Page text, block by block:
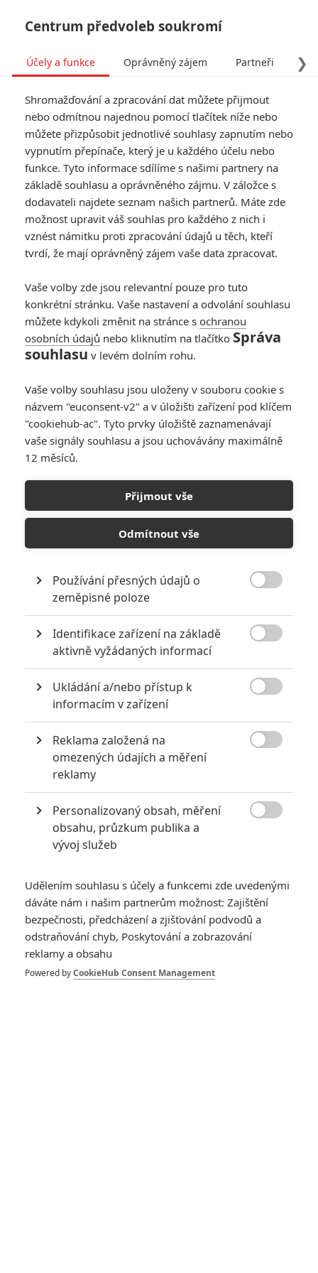
Tag: Christian Slater
ČLÁNKY FILMY(0) OSOBY(0) VIDEA (0)
Jak udělat banku:
Nadupaný trailer
představuje stylový
Anarvin | 02.06.2026 16:50
Jak udělat banku: V
akčním thrilleru se
online
Anarvin | 16.05.2026 22:50
ukázky z ostrova,
kde zvrhlá party
nikdy nekončí
Anarvin | 04.08.2024 19:45
NEPŘEHLÉDNĚTE
10 nejvražednějších roků ve filmové historii, a které snímky
za mrtvé můžou
Jaaaara
Kdy se v kinech umíralo nejvíce? A které
snímky v daných letech dominovaly?
8 hereckých dvojic, které se při natáčení nemohly vystát
| 23.07.2020 21:30
Když to nejde, tak to nejde... aneb kdo se s
kým při natáčení nemusel?
Pracháč Tatum vás
Centrum předvoleb soukromí
❯
Účely a funkce Oprávněný zájem Partneři
Shromažďování a zpracování dat můžete přijmout
nebo odmítnou najednou pomocí tlačítek níže nebo
můžete přizpůsobit jednotlivé souhlasy zapnutím nebo
vypnutím přepínače, který je u každého účelu nebo
funkce. Tyto informace sdílíme s našimi partnery na
základě souhlasu a oprávněného zájmu. V záložce s
dodavateli najdete seznam našich partnerů. Máte zde
možnost upravit váš souhlas pro každého z nich i
vznést námitku proti zpracování údajů u těch, kteří
tvrdí, že mají oprávněný zájem vaše data zpracovat.
Vaše volby zde jsou relevantní pouze pro tuto
konkrétní stránku. Vaše nastavení a odvolání souhlasu
můžete kdykoli změnit na stránce s ochranou
osobních údajů nebo kliknutím na tlačítko Správa
souhlasu v levém dolním rohu.
Vaše volby souhlasu jsou uloženy v souboru cookie s
názvem "euconsent-v2" a v úložišti zařízení pod klíčem
"cookiehub-ac". Tyto prvky úložiště zaznamenávají
vaše signály souhlasu a jsou uchovávány maximálně
12 měsíců.
Přijmout vše
Odmítnout vše
Používání přesných údajů o
zeměpisné poloze
Identifikace zařízení na základě
aktivně vyžádaných informací
Ukládání a/nebo přístup k
informacím v zařízení
Reklama založená na
omezených údajích a měření
reklamy
Personalizovaný obsah, měření
obsahu, průzkum publika a
vývoj služeb
Udělením souhlasu s účely a funkcemi zde uvedenými
dáváte nám i našim partnerům možnost: Zajištění
bezpečnosti, předcházení a zjišťování podvodů a
odstraňování chyb, Poskytování a zobrazování
reklamy a obsahu
Powered byCookieHub Consent Management